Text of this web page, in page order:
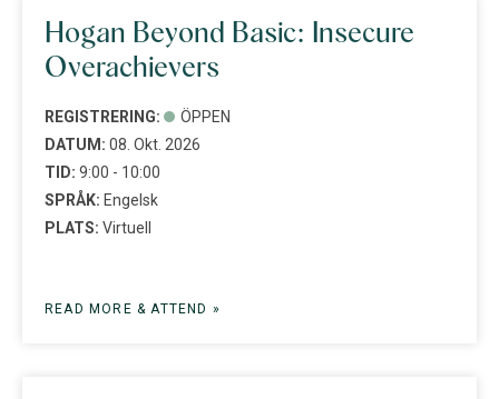
Hogan Beyond Basic: Insecure
Overachievers
REGISTRERING:
ÖPPEN
DATUM: 08. Okt. 2026
TID: 9:00 - 10:00
SPRÅK: Engelsk
PLATS: Virtuell
READ MORE & ATTEND »